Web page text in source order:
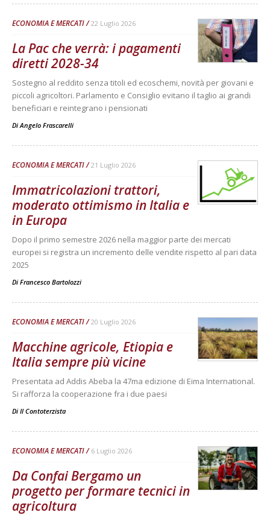
ECONOMIA E MERCATI 22 Luglio 2026
La Pac che verrà: i pagamenti
diretti 2028-34
Sostegno al reddito senza titoli ed ecoschemi, novità per giovani e
piccoli agricoltori. Parlamento e Consiglio evitano il taglio ai grandi
beneficiari e reintegrano i pensionati
Di Angelo Frascarelli
ECONOMIA E MERCATI 21 Luglio 2026
Immatricolazioni trattori,
moderato ottimismo in Italia e
in Europa
Dopo il primo semestre 2026 nella maggior parte dei mercati
europei si registra un incremento delle vendite rispetto al pari data
2025
Di Francesco Bartolozzi
ECONOMIA E MERCATI 20 Luglio 2026
Macchine agricole, Etiopia e
Italia sempre più vicine
Presentata ad Addis Abeba la 47ma edizione di Eima International.
Si rafforza la cooperazione fra i due paesi
Di Il Contoterzista
ECONOMIA E MERCATI 6 Luglio 2026
Da Confai Bergamo un
progetto per formare tecnici in
agricoltura